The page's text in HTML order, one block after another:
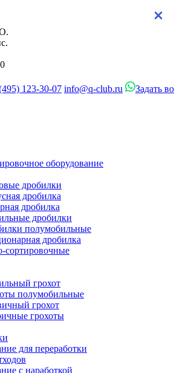
123-30-07 info@q-club.ru Задать
оборудование
дробилки
дробилка
дробилка
дробилки
полумобильные
дробилка
сортировочные
грохот
полумобильные
грохот
грохоты
для переработки
с наработкой
×
×
×
×